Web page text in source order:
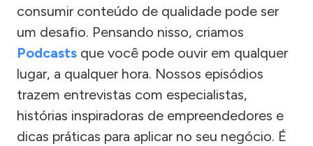
consumir conteúdo de qualidade pode ser
um desafio. Pensando nisso, criamos
Podcasts que você pode ouvir em qualquer
lugar, a qualquer hora. Nossos episódios
trazem entrevistas com especialistas,
histórias inspiradoras de empreendedores e
dicas práticas para aplicar no seu negócio. É